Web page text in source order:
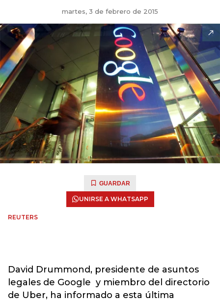
martes, 3 de febrero de 2015
GUARDAR
UNIRSE A WHATSAPP
REUTERS
David Drummond, presidente de asuntos
legales de Google y miembro del directorio
de Uber, ha informado a esta última